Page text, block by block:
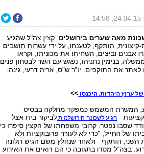
מאה שערים בירושלים: קצין צה"ל שהגיע
קיצונית, הותקף, לטענתו, על ידי עשרות תושבים
אבנים וביצים, השחיתו את מכוניתו, וקראו
בנימין נתניהו, נפגש עם השר לבטחון פנים
לאתר את התוקפים. יו"ר ש"ס, אריה דרעי, גינה:
ערוץ היהדות. היכנסו >>
המשרת המשמש כמפקד מחלקה בבסיס
- הגיע לשכונה הירושלמית לביקור בית אצל
שסבו נפטר. קרובי משפחתו של הקצין סיפרו כי
של החייל, "כדי לא לעורר פרובוקציות ולא
הותקף - ולאחר שנחלץ משם הגיש תלונה
בצה"ל מסרו בתגובה כי הם רואים את האירוע